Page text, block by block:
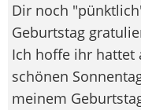
Dir noch
Geburtstag
Ich hoffe ihr hattet
schönen
meinem